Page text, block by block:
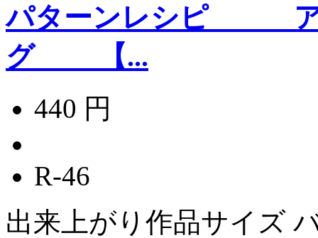
パターンレシピ ア
グ 【...
440 円
R-46
出来上がり作品サイズ